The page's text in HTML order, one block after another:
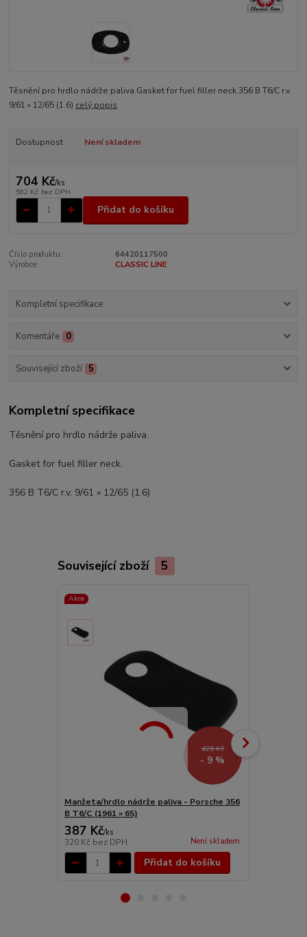
Těsnění pro hrdlo nádrže paliva.Gasket for fuel filler neck.356 B T6/C r.v.
9/61 » 12/65 (1.6) celý popis
Dostupnost Není skladem
704 Kč/ks
582 Kč bez DPH
Přidat do košíku
Číslo produktu:
64420117500
Výrobce:
CLASSIC LINE
Kompletní specifikace
Komentáře 0
Související zboží 5
Kompletní specifikace
Těsnění pro hrdlo nádrže paliva.
Gasket for fuel filler neck.
356 B T6/C r.v. 9/61 » 12/65 (1.6)
Související zboží 5
Akce
426 Kč
- 9 %
Manžeta/hrdlo nádrže paliva - Porsche 356
B T6/C (1961 » 65)
387 Kč/ks
320 Kč bez DPH Není skladem
Přidat do košíku